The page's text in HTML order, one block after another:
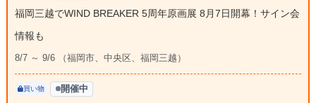
福岡三越でWIND BREAKER 5周年原画展 8月7日開幕！サイン会
情報も
8/7 ～ 9/6 （福岡市、中央区、福岡三越）
買い物 開催中